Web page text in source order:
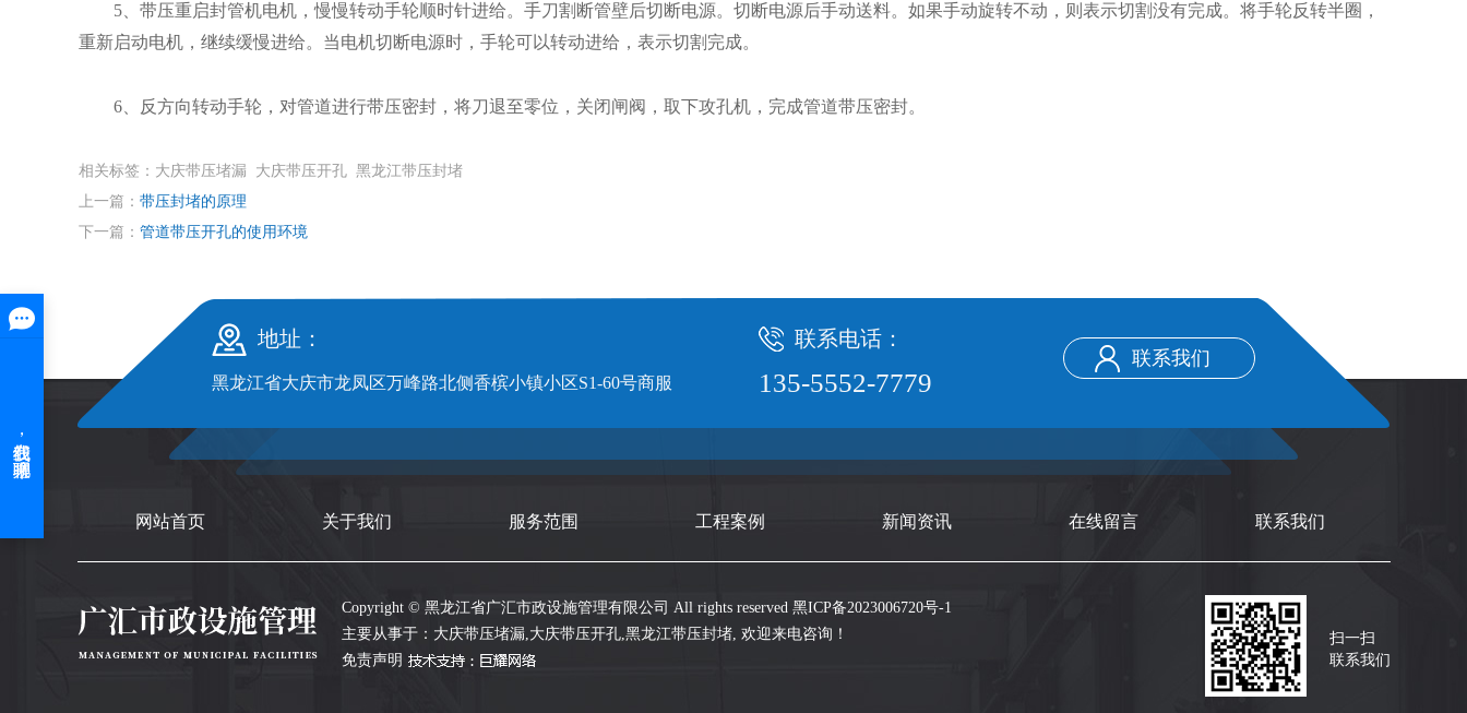
5、带压重启封管机电机，慢慢转动手轮顺时针进给。手刀割断管壁后切断电源。切断电源后手动送料。如果手动旋转不动，则表示切割没有完成。将手轮反转半圈，
重新启动电机，继续缓慢进给。当电机切断电源时，手轮可以转动进给，表示切割完成。
6、反方向转动手轮，对管道进行带压密封，将刀退至零位，关闭闸阀，取下攻孔机，完成管道带压密封。
相关标签：大庆带压堵漏 大庆带压开孔 黑龙江带压封堵
上一篇： 带压封堵的原理
下一篇： 管道带压开孔的使用环境
地址：
黑龙江省大庆市龙凤区万峰路北侧香槟小镇小区S1-60号商服
联系电话：
135-5552-7779
联系我们
网站首页 关于我们 服务范围 工程案例 新闻资讯 在线留言 联系我们
Copyright © 黑龙江省广汇市政设施管理有限公司 All rights reserved 黑ICP备2023006720号-1
主要从事于： 大庆带压堵漏,大庆带压开孔,黑龙江带压封堵, 欢迎来电咨询！
免责声明
扫一扫
联系我们